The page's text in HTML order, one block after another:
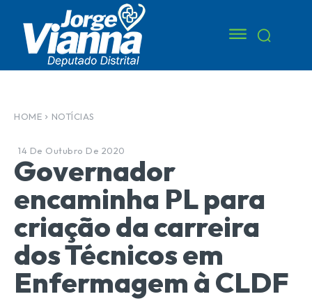
HOME NOTÍCIAS
14 De Outubro De 2020
Governador
encaminha PL para
criação da carreira
dos Técnicos em
Enfermagem à CLDF